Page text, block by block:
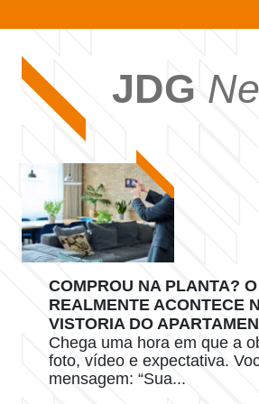
JDG
COMPROU NA PLANTA?
REALMENTE ACONTECE
VISTORIA DO
Chega uma hora em que a
foto, vídeo e expectativa.
mensagem: “Sua...